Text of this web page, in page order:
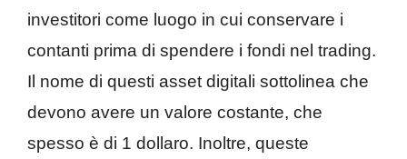
investitori come luogo in cui conservare i
contanti prima di spendere i fondi nel trading.
Il nome di questi asset digitali sottolinea che
devono avere un valore costante, che
spesso è di 1 dollaro. Inoltre, queste